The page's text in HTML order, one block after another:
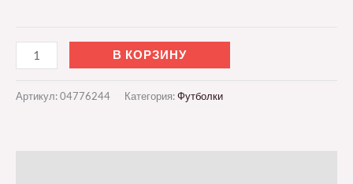
В КОРЗИНУ
Артикул:04776244 Категория:Футболки